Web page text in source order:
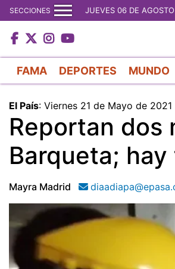
SECCIONES JUEVES 06 DE
FAMA DEPORTES MUNDO
El País: Viernes 21 de Mayo de 2021
Reportan dos
Barqueta;
Mayra Madrid